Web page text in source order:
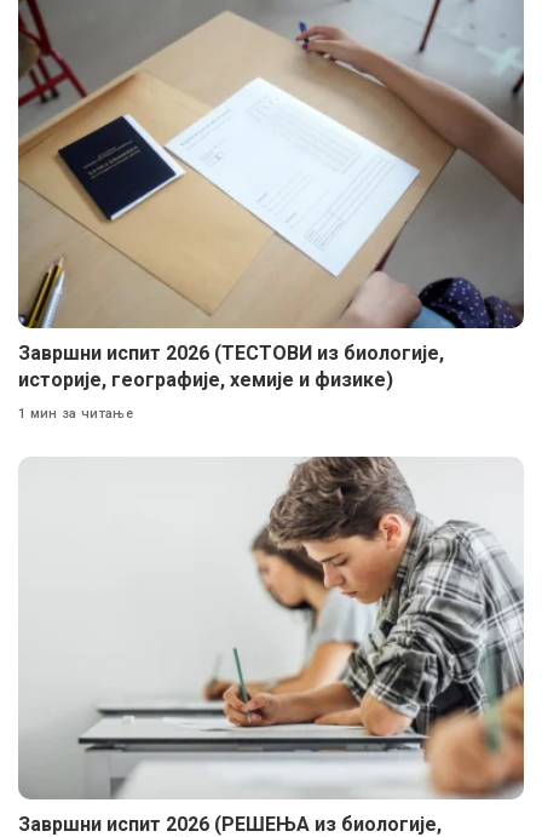
Завршни испит 2026 (ТЕСТОВИ из биологије,
историје, географије, хемије и физике)
1 мин за читање
Завршни испит 2026 (РЕШЕЊА из биологије,